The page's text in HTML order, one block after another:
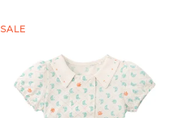
SALE